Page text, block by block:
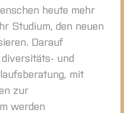
heute mehr
Studium, den neuen
Darauf
und
mit
zur
werden